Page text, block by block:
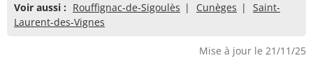
Voir aussi : Rouffignac-de-Sigoulès Cunèges
Saint-
Laurent-des-Vignes
Mise à jour le 21/11/25